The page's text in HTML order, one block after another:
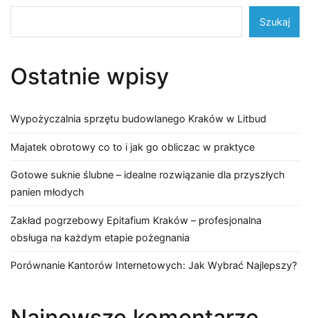
Szukaj
Ostatnie wpisy
Wypożyczalnia sprzętu budowlanego Kraków w Litbud
Majatek obrotowy co to i jak go obliczac w praktyce
Gotowe suknie ślubne – idealne rozwiązanie dla przyszłych
panien młodych
Zakład pogrzebowy Epitafium Kraków – profesjonalna
obsługa na każdym etapie pożegnania
Porównanie Kantorów Internetowych: Jak Wybrać Najlepszy?